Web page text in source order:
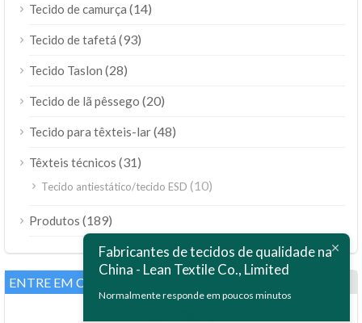
Tecido de camurça (14)
Tecido de tafetá (93)
Tecido Taslon (28)
Tecido de lã pêssego (20)
Tecido para têxteis-lar(48)
Têxteis técnicos (31)
Tecido antiestático/tecido ESD (10)
Produtos (189)
ENTRE EM CONTATO CONOSCO
Fabricantes de tecidos de qualidade na
China - Lean Textile Co., Limited
Normalmente responde em poucos minutos
Bahasa Indonesia
Polski
Bahasa Melayu
ไทย